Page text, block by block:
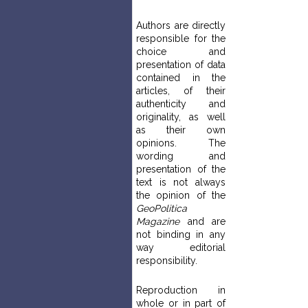
Authors are directly
responsible for the
choice and
presentation of data
contained in the
articles, of their
authenticity and
originality, as well
as their own
opinions. The
wording and
presentation of the
text is not always
the opinion of the
GeoPolitica
Magazineand are
not binding in any
way editorial
responsibility.
Reproduction in
whole or in part of